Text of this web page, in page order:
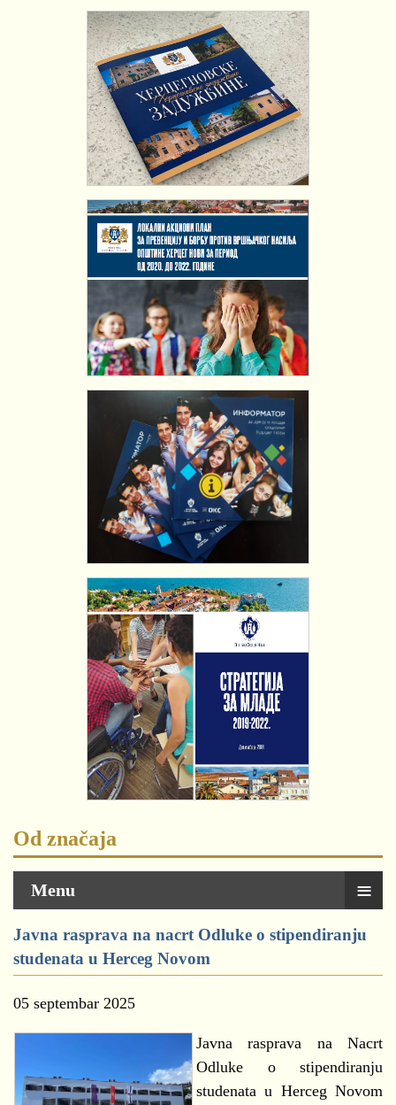
Od značaja
Menu ≡
Javna rasprava na nacrt Odluke o stipendiranju
studenata u Herceg Novom
05 septembar 2025
Javna rasprava na Nacrt
Odluke o stipendiranju
studenata u Herceg Novom